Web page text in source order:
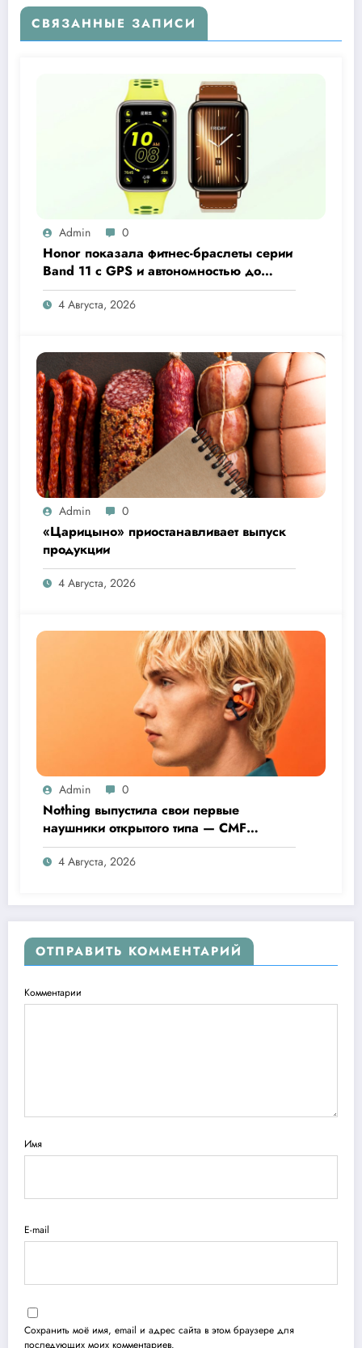
СВЯЗАННЫЕ ЗАПИСИ
Admin 0
Honor показала фитнес-браслеты серии
Band 11 с GPS и автономностью до
26 дней
4 Августа, 2026
Admin 0
«Царицыно» приостанавливает выпуск
продукции
4 Августа, 2026
Admin 0
Nothing выпустила свои первые
наушники открытого типа — CMF
Clip Pro
4 Августа, 2026
ОТПРАВИТЬ КОММЕНТАРИЙ
Комментарии
Имя
E-mail
Сохранить моё имя, email и адрес сайта в этом браузере для